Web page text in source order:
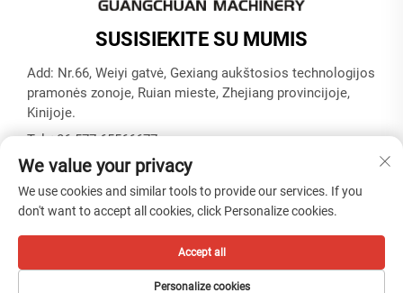
SUSISIEKITE SU MUMIS
Add: Nr.66, Weiyi gatvė, Gexiang aukštosios technologijos
pramonės zonoje, Ruian mieste, Zhejiang provincijoje,
Kinijoje.
Tel:+86-577-65566677
El. paštas:[email protected]
Privatumo politika
We value your privacy
We use cookies and similar tools to provide our services. If you
don't want to accept all cookies, click Personalize cookies.
Personalize cookies
Accept all